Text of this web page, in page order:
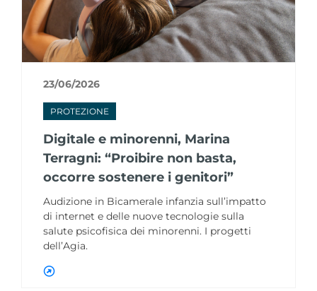
23/06/2026
PROTEZIONE
Digitale e minorenni, Marina
Terragni: “Proibire non basta,
occorre sostenere i genitori”
Audizione in Bicamerale infanzia sull’impatto
di internet e delle nuove tecnologie sulla
salute psicofisica dei minorenni. I progetti
dell’Agia.